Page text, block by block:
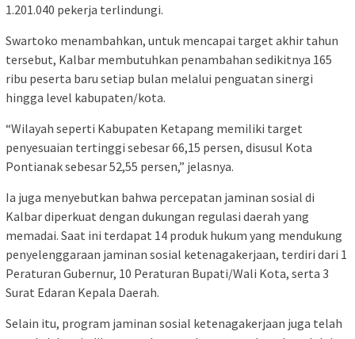
1.201.040 pekerja terlindungi.
Swartoko menambahkan, untuk mencapai target akhir tahun
tersebut, Kalbar membutuhkan penambahan sedikitnya 165
ribu peserta baru setiap bulan melalui penguatan sinergi
hingga level kabupaten/kota.
“Wilayah seperti Kabupaten Ketapang memiliki target
penyesuaian tertinggi sebesar 66,15 persen, disusul Kota
Pontianak sebesar 52,55 persen,” jelasnya.
Ia juga menyebutkan bahwa percepatan jaminan sosial di
Kalbar diperkuat dengan dukungan regulasi daerah yang
memadai. Saat ini terdapat 14 produk hukum yang mendukung
penyelenggaraan jaminan sosial ketenagakerjaan, terdiri dari 1
Peraturan Gubernur, 10 Peraturan Bupati/Wali Kota, serta 3
Surat Edaran Kepala Daerah.
Selain itu, program jaminan sosial ketenagakerjaan juga telah